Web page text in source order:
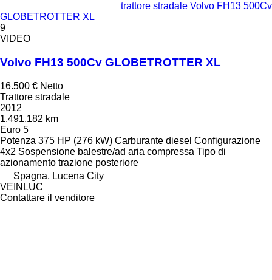
trattore stradale Volvo FH13 500Cv
GLOBETROTTER XL
9
VIDEO
Volvo FH13 500Cv GLOBETROTTER XL
16.500 € Netto
Trattore stradale
2012
1.491.182 km
Euro 5
Potenza 375 HP (276 kW) Carburante diesel Configurazione
4x2 Sospensione balestre/ad aria compressa Tipo di
azionamento trazione posteriore
Spagna, Lucena City
VEINLUC
Contattare il venditore